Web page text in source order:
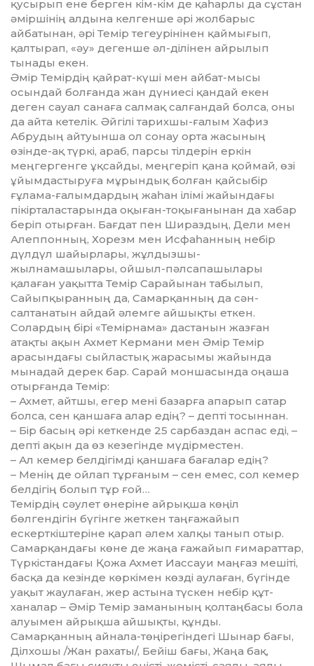
қусырып ене берген кім-кім де қаһарлы да сұстан
әмір­шінің алдына келгенше әрі жолбарыс
айбатынан, әрі Темір тегеурінінен қаймығып,
қалтырап, «әу» дегенше әл-ділінен айрылып
тынады екен.
Әмір Темірдің қайрат-күші мен ай­бат-мысы
осындай болғанда жан дүниесі қандай екен
деген сауал са­наға салмақ салғандай болса, оны
да айта кетелік. Әйгілі тарихшы-ғалым Хафиз
Абрудың айтуынша ол сонау орта жасының
өзінде-ақ түркі, араб, парсы тілдерін еркін
меңгергенге ұқсайды, меңгеріп қана қоймай, өзі
ұйымдастыруға мұрындық болған қайсыбір
ғұлама-ғалымдардың жаһан ілімі жайындағы
пікірталастарында оқыған-тоқығанынан да хабар
беріп отырған. Бағдат пен Шираздың, Дели мен
Алеппонның, Хорезм мен Ис­фаһанның небір
дүлдүл шайырлары, жұлдызшы-
жылнамашылары, ой­шыл-пәлсапашылары
қалаған уа­қытта Темір Сарайынан табылып,
Сайыпқыранның да, Самарқанның да сән-
салтанатын айдай әлемге айшықты еткен.
Солардың бірі «Те­мір­нама» дастанын жазған
атақты ақын Ахмет Кермани мен Әмір Темір
арасындағы сыйластық жарасымы жайында
мынадай дерек бар. Сарай моншасында оңаша
отырғанда Темір:
– Ахмет, айтшы, егер мені базар­ға апарып сатар
болса, сен қаншаға алар едің? – депті тосыннан.
– Бір басың әрі кеткенде 25 сар­баз­дан аспас еді, –
депті ақын да өз кезегінде мүдірместен.
– Ал кемер белдігімді қаншаға ба­ғалар едің?
– Менің де ойлап тұрғаным – сен емес, сол кемер
белдігің болып тұр ғой…
Темірдің сәулет өнеріне айрықша көңіл
бөлгендігін бүгінге жеткен таңғажайып
ескерткіштеріне қарап әлем халқы танып отыр.
Самарқан­да­ғы көне де жаңа ғажайып ғима­рат­тар,
Түркістандағы Қожа Ахмет Иас­­­сауи маңғаз мешіті,
басқа да кезінде көр­кімен көзді аулаған, бүгінде
уақыт жау­лаған, жер астына түскен небір құт­
ханалар – Әмір Темір заманының қолтаңбасы бола
алуымен айрықша айшықты, құнды.
Самарқанның айнала-төңірегіндегі Шынар бағы,
Ділхошы /Жан рахаты/, Бейіш бағы, Жаңа бақ,